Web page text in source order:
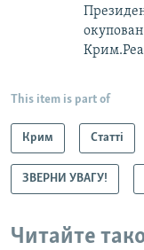
This item is part of
Крим Статті
ЗВЕРНИ УВАГУ!
Читайте